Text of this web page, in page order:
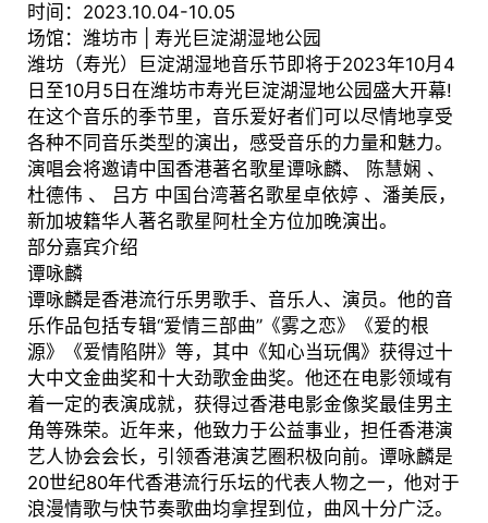
时间：2023.10.04-10.05
场馆：潍坊市 | 寿光巨淀湖湿地公园
潍坊（寿光）巨淀湖湿地音乐节即将于2023年10月4
日至10月5日在潍坊市寿光巨淀湖湿地公园盛大开幕!
在这个音乐的季节里，音乐爱好者们可以尽情地享受
各种不同音乐类型的演出，感受音乐的力量和魅力。
演唱会将邀请中国香港著名歌星谭咏麟、 陈慧娴 、
杜德伟 、 吕方 中国台湾著名歌星卓依婷 、潘美辰，
新加坡籍华人著名歌星阿杜全方位加晚演出。
部分嘉宾介绍
谭咏麟
谭咏麟是香港流行乐男歌手、音乐人、演员。他的音
乐作品包括专辑“爱情三部曲”《雾之恋》《爱的根
源》《爱情陷阱》等，其中《知心当玩偶》获得过十
大中文金曲奖和十大劲歌金曲奖。他还在电影领域有
着一定的表演成就，获得过香港电影金像奖最佳男主
角等殊荣。近年来，他致力于公益事业，担任香港演
艺人协会会长，引领香港演艺圈积极向前。谭咏麟是
20世纪80年代香港流行乐坛的代表人物之一，他对于
浪漫情歌与快节奏歌曲均拿捏到位，曲风十分广泛。